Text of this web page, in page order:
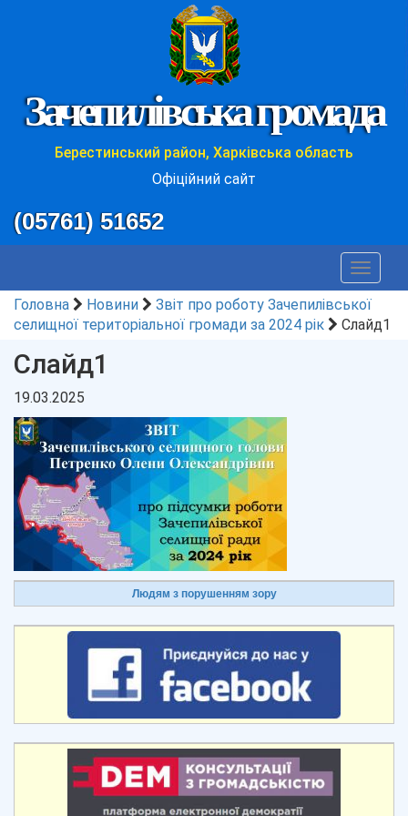
Зачепилівська громада
Берестинський район, Харківська область
Офіційний сайт
(05761) 51652
Toggle
Головна
Новини
Звіт про роботу Зачепилівської
селищної територіальної громади за 2024 рік
Слайд1
Слайд1
19.03.2025
Людям з порушенням зору